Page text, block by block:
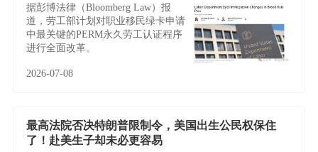
据彭博法律（Bloomberg Law）报
道，劳工部计划对职业移民绿卡申请
中最关键的PERM永久劳工认证程序
进行全面改革。
2026-07-08
最高法院否决特朗普限制令，美国出生公民权保住
了！赴美生子却未必更容易